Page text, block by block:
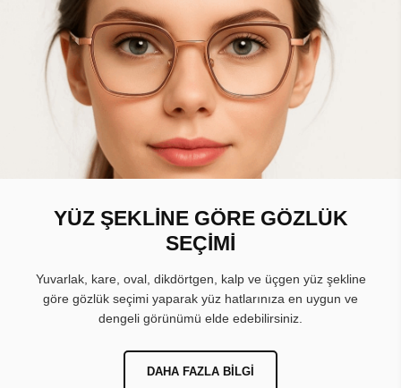
YÜZ ŞEKLİNE GÖRE GÖZLÜK
SEÇİMİ
Yuvarlak, kare, oval, dikdörtgen, kalp ve üçgen yüz şekline
göre gözlük seçimi yaparak yüz hatlarınıza en uygun ve
dengeli görünümü elde edebilirsiniz.
DAHA FAZLA BILGI